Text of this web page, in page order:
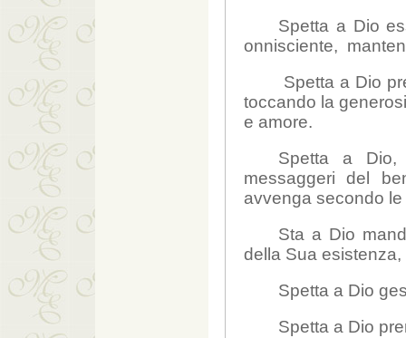
Spetta a Dio
onnisciente,
Spetta a Dio
toccando la
e amore.
Spetta a Dio,
messaggeri del
avvenga secondo
Sta a Dio
della Sua
Spetta a Dio
Spetta a Dio